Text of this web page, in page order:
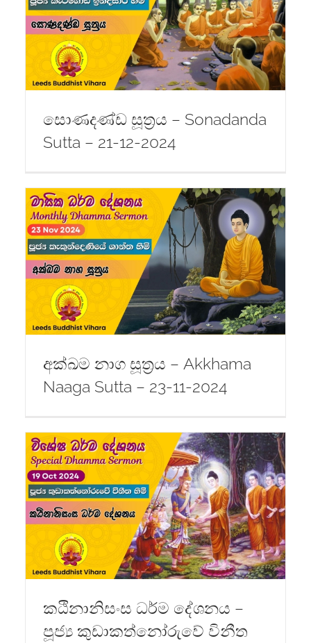
සොණදණ්ඩ සූත්‍රය – Sonadanda
Sutta – 21-12-2024
අක්ඛම නාග සූත්‍රය – Akkhama
Naaga Sutta – 23-11-2024
කඨිනානිසංස ධර්ම දේශනය –
පූජ්‍ය කුඩාකත්නෝරුවේ විනීත